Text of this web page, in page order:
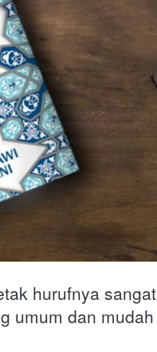
hurufnya sangat
umum dan mudah